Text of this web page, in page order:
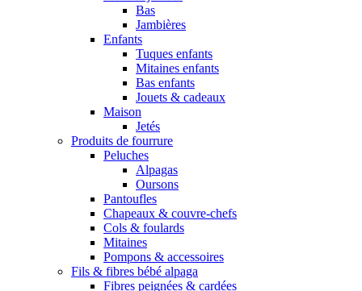
Bas
Jambières
Enfants
Tuques enfants
Mitaines enfants
Bas enfants
Jouets & cadeaux
Maison
Jetés
Produits de fourrure
Peluches
Alpagas
Oursons
Pantoufles
Chapeaux & couvre-chefs
Cols & foulards
Mitaines
Pompons & accessoires
Fils & fibres bébé alpaga
Fibres peignées & cardées